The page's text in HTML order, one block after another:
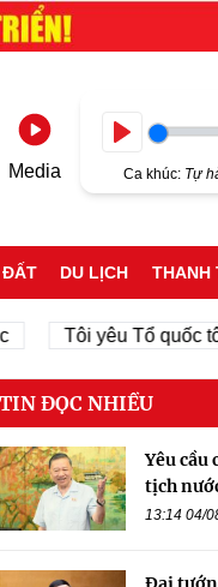
Media Ca khúc: Tự
ĐẤT DU LỊCH THANH
Tôi yêu Tổ quốc tôi
TIN ĐỌC NHIỀU
Yêu cầu
tịch
13:14 04/